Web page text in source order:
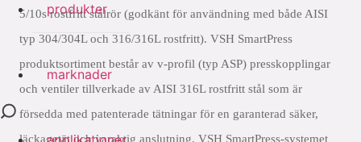
produkter
marknader
5/10s rostfritt stålrör (godkänt för användning med både AISI
typ 304/304L och 316/316L rostfritt). VSH SmartPress
produktsortiment består av v-profil (typ ASP) presskopplingar
och ventiler tillverkade av AISI 316L rostfritt stål som är
försedda med patenterade tätningar för en garanterad säker,
läckagetät och varaktig anslutning. VSH SmartPress-systemet